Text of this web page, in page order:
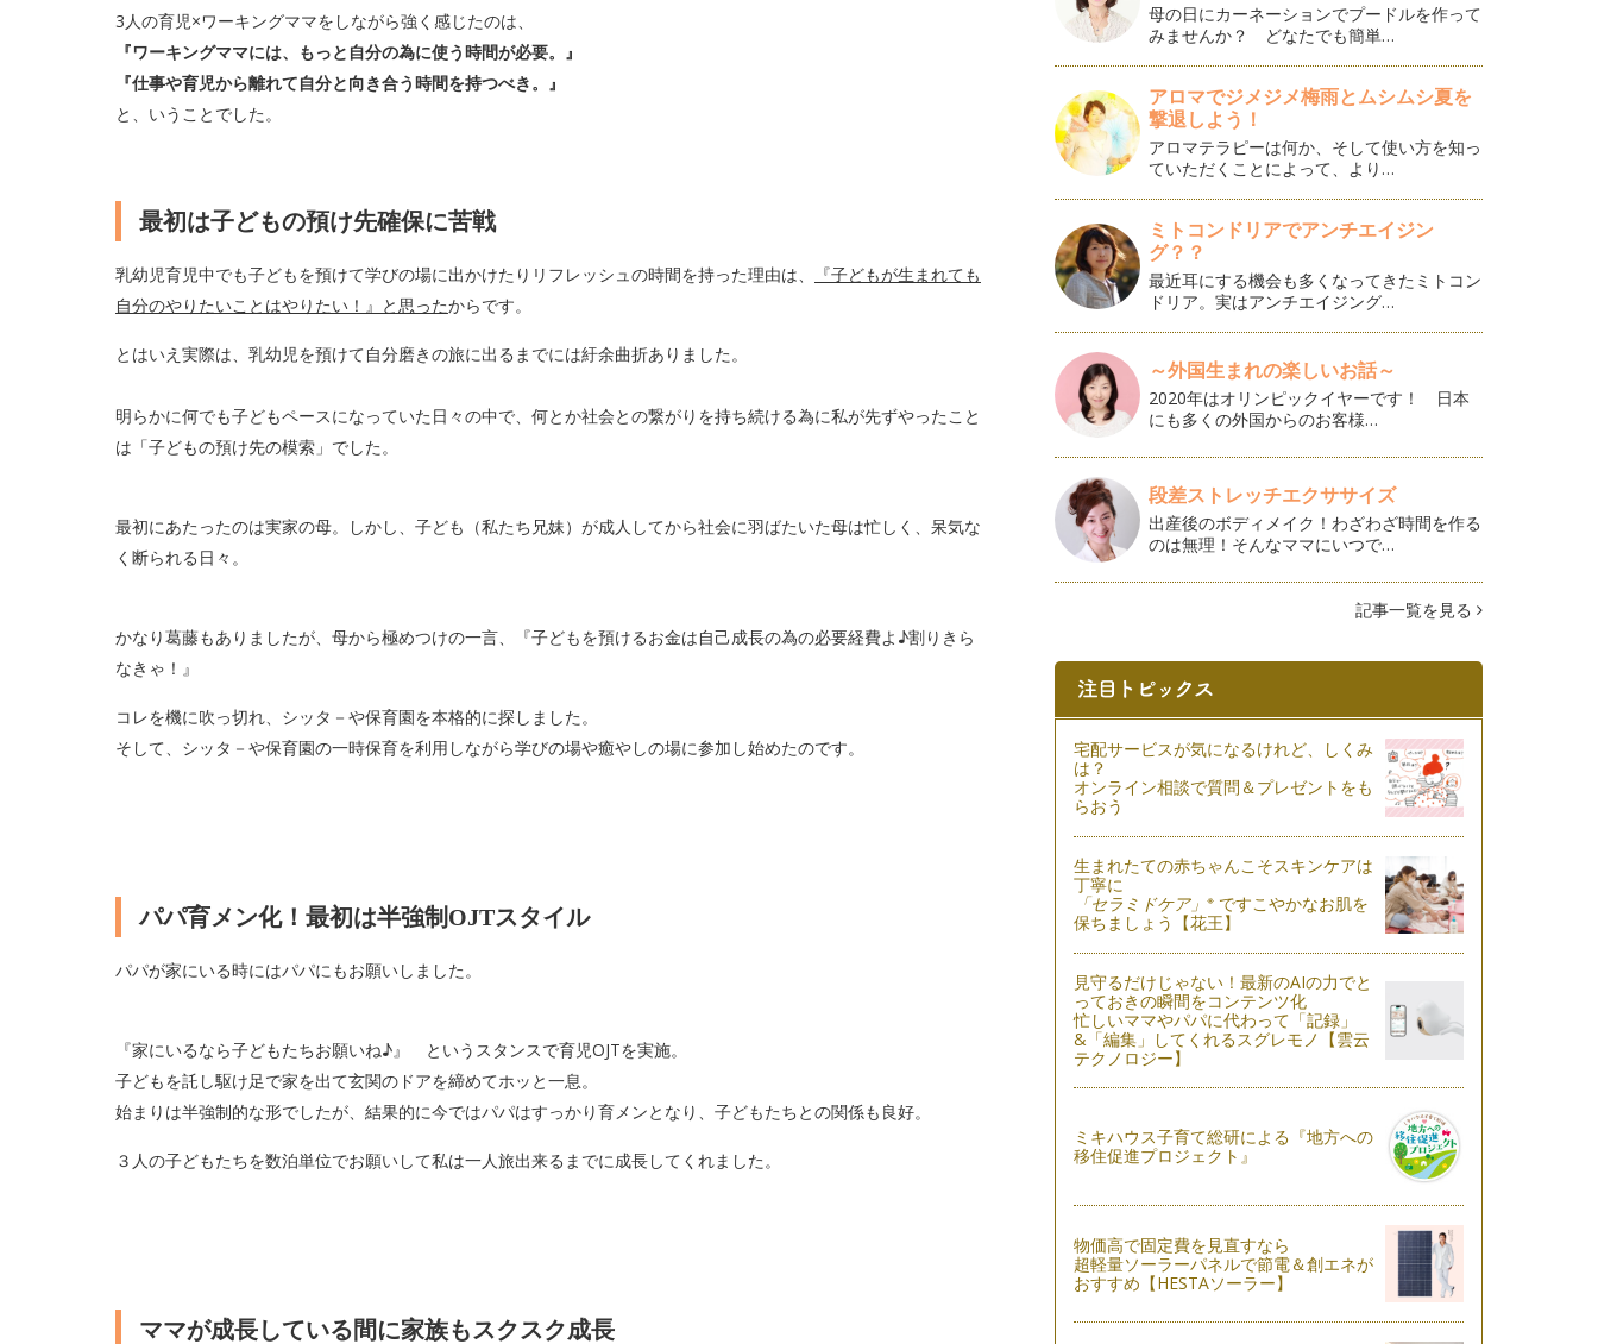
3人の育児×ワーキングママをしながら強く感じたのは、
『ワーキングママには、もっと自分の為に使う時間が必要。』
『仕事や育児から離れて自分と向き合う時間を持つべき。』
と、いうことでした。
最初は子どもの預け先確保に苦戦
乳幼児育児中でも子どもを預けて学びの場に出かけたりリフレッシュの時間を持った理由は、
『子どもが生まれても
自分のやりたいことはやりたい！』と思ったからです。
とはいえ実際は、乳幼児を預けて自分磨きの旅に出るまでには紆余曲折ありました。
明らかに何でも子どもペースになっていた日々の中で、何とか社会との繋がりを持ち続ける為に私が先ずやったこと
は「子どもの預け先の模索」でした。
最初にあたったのは実家の母。しかし、子ども（私たち兄妹）が成人してから社会に羽ばたいた母は忙しく、呆気な
く断られる日々。
かなり葛藤もありましたが、母から極めつけの一言、『子どもを預けるお金は自己成長の為の必要経費よ♪割りきら
なきゃ！』
コレを機に吹っ切れ、シッタ－や保育園を本格的に探しました。
そして、シッタ－や保育園の一時保育を利用しながら学びの場や癒やしの場に参加し始めたのです。
パパ育メン化！最初は半強制OJTスタイル
パパが家にいる時にはパパにもお願いしました。
『家にいるなら子どもたちお願いね♪』 というスタンスで育児OJTを実施。
子どもを託し駆け足で家を出て玄関のドアを締めてホッと一息。
始まりは半強制的な形でしたが、結果的に今ではパパはすっかり育メンとなり、子どもたちとの関係も良好。
３人の子どもたちを数泊単位でお願いして私は一人旅出来るまでに成長してくれました。
ママが成長している間に家族もスクスク成長
母の日にカーネーションでプードルを作って
みませんか？ どなたでも簡単…
アロマでジメジメ梅雨とムシムシ夏を
撃退しよう！
アロマテラピーは何か、そして使い方を知っ
ていただくことによって、より…
ミトコンドリアでアンチエイジン
グ？？
最近耳にする機会も多くなってきたミトコン
ドリア。実はアンチエイジング…
～外国生まれの楽しいお話～
2020年はオリンピックイヤーです！ 日本
にも多くの外国からのお客様…
段差ストレッチエクササイズ
出産後のボディメイク！わざわざ時間を作る
のは無理！そんなママにいつで…
記事一覧を見る
宅配サービスが気になるけれど、しくみ
は？
オンライン相談で質問＆プレゼントをも
らおう
生まれたての赤ちゃんこそスキンケアは
丁寧に
「セラミドケア」 ※ですこやかなお肌を
保ちましょう【花王】
見守るだけじゃない！最新のAIの力でと
っておきの瞬間をコンテンツ化
忙しいママやパパに代わって「記録」
&「編集」してくれるスグレモノ【雲云
テクノロジー】
ミキハウス子育て総研による『地方への
移住促進プロジェクト』
物価高で固定費を見直すなら
超軽量ソーラーパネルで節電＆創エネが
おすすめ【HESTAソーラー】